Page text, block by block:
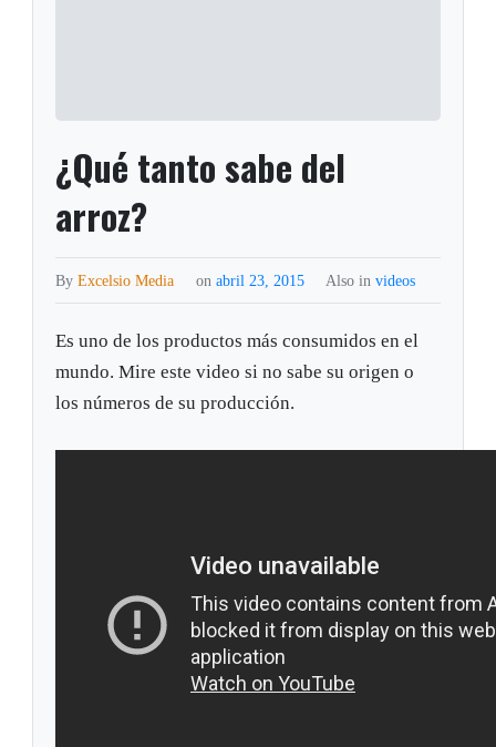
¿Qué tanto sabe del
arroz?
ByExcelsio Media on abril 23, 2015 Also in videos
Es uno de los productos más consumidos en el
mundo. Mire este video si no sabe su origen o
los números de su producción.